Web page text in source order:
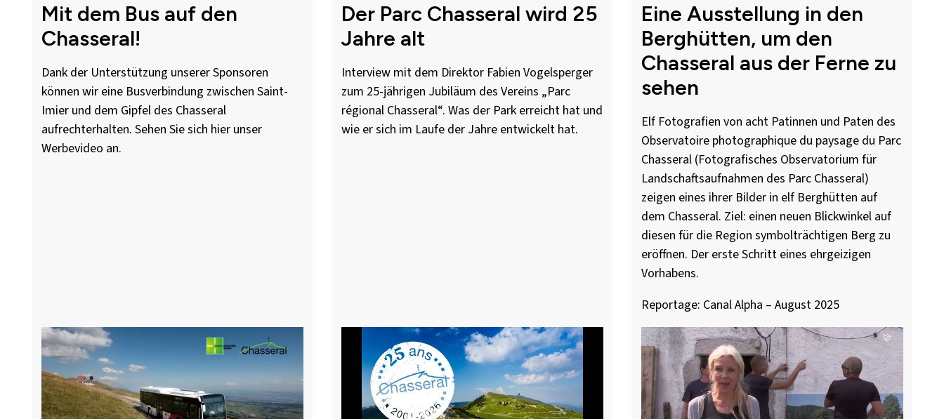
Mit dem Bus auf den
Chasseral!
Dank der Unterstützung unserer Sponsoren
können wir eine Busverbindung zwischen Saint-
Imier und dem Gipfel des Chasseral
aufrechterhalten. Sehen Sie sich hier unser
Werbevideo an.
Der Parc Chasseral wird 25
Jahre alt
Interview mit dem Direktor Fabien Vogelsperger
zum 25-jährigen Jubiläum des Vereins „Parc
régional Chasseral“. Was der Park erreicht hat und
wie er sich im Laufe der Jahre entwickelt hat.
Eine Ausstellung in den
Berghütten, um den
Chasseral aus der Ferne zu
sehen
Elf Fotografien von acht Patinnen und Paten des
Observatoire photographique du paysage du Parc
Chasseral (Fotografisches Observatorium für
Landschaftsaufnahmen des Parc Chasseral)
zeigen eines ihrer Bilder in elf Berghütten auf
dem Chasseral. Ziel: einen neuen Blickwinkel auf
diesen für die Region symbolträchtigen Berg zu
eröffnen. Der erste Schritt eines ehrgeizigen
Vorhabens.
Reportage: Canal Alpha – August 2025